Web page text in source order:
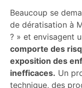
Beaucoup se
de dératisation à
? » et envisagent
comporte des
exposition des
inefficaces. Un
technique, des